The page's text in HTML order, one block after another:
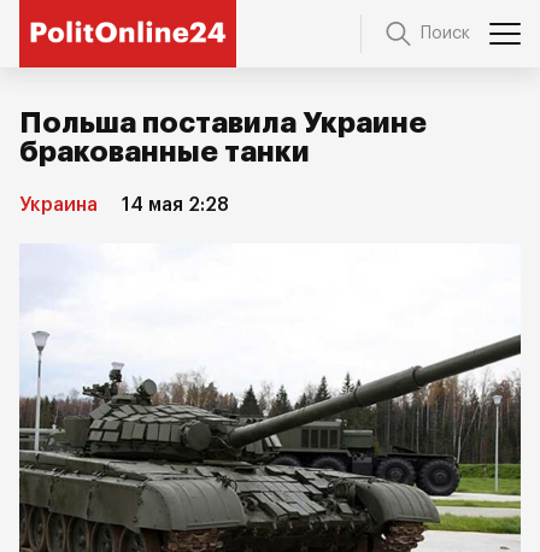
Поиск
Польша поставила Украине
бракованные танки
Украина 14 мая 2:28